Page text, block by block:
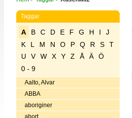
Taggar
A B C D E F G H I
J
K
L M N O P Q R S
T
U
V W X Y Z Å Ä
Ö
0 - 9
Aalto, Alvar
ABBA
aboriginer
abort